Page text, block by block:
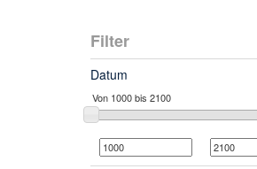
Filter
Datum